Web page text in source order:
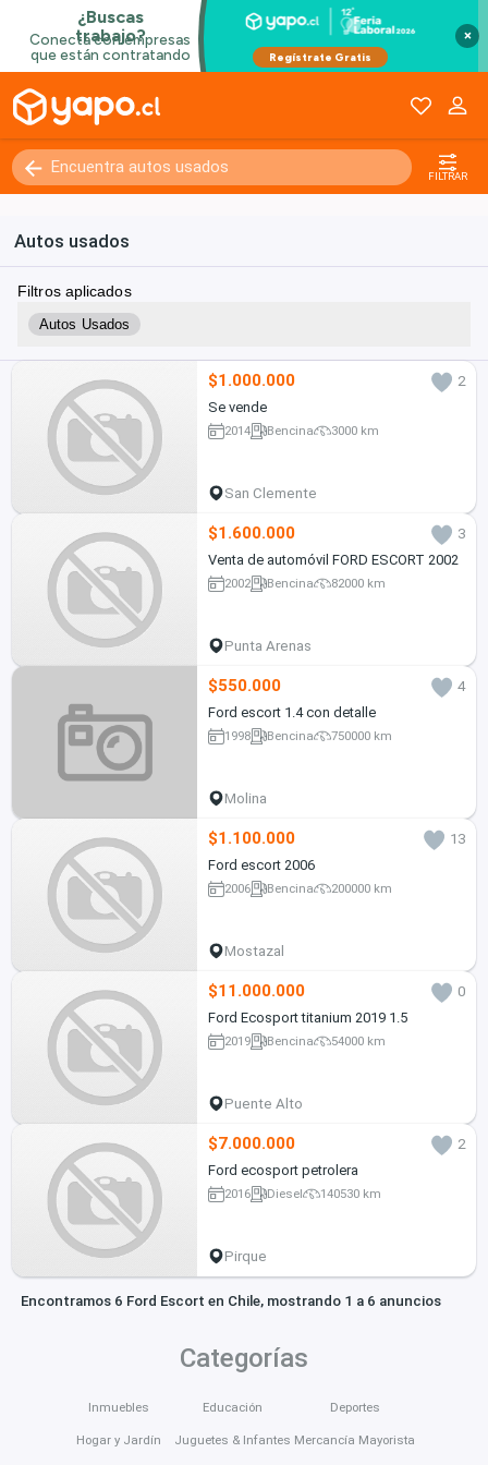
×
FILTRAR
Autos usados
Filtros aplicados
Autos Usados
$1.000.000
2
Se vende
2014 Bencina 3000 km
San Clemente
$1.600.000
3
Venta de automóvil FORD ESCORT 2002
2002 Bencina 82000 km
Punta Arenas
$550.000
4
Ford escort 1.4 con detalle
1998 Bencina 750000 km
Molina
$1.100.000
13
Ford escort 2006
2006 Bencina 200000 km
Mostazal
$11.000.000
0
Ford Ecosport titanium 2019 1.5
2019 Bencina 54000 km
Puente Alto
$7.000.000
2
Ford ecosport petrolera
2016 Diesel 140530 km
Pirque
Encontramos 6 Ford Escort en Chile, mostrando 1 a 6 anuncios
Categorías
Inmuebles
Hogar y Jardín
Educación
Juguetes & Infantes
Deportes
Mercancía Mayorista